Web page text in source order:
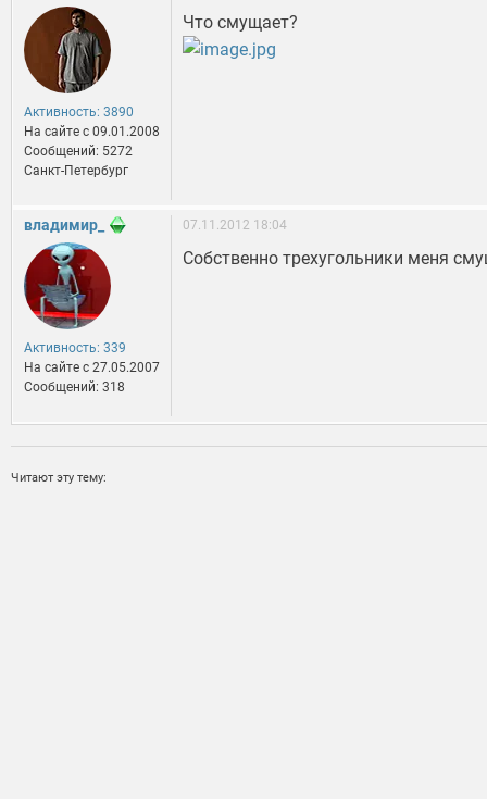
Активность: 3890
На сайте c 09.01.2008
Сообщений: 5272
Санкт-Петербург
Что смущает?
владимир_
Активность: 339
На сайте c 27.05.2007
Сообщений: 318
07.11.2012 18:04
Собственно трехугольники меня
Читают эту тему: